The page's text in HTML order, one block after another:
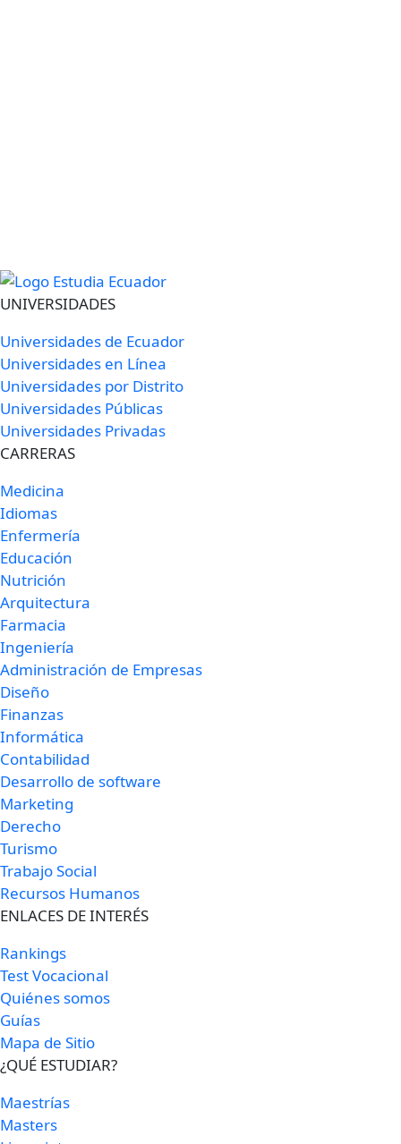
UNIVERSIDADES
Universidades de Ecuador
Universidades en Línea
Universidades por Distrito
Universidades Públicas
Universidades Privadas
CARRERAS
Medicina
Idiomas
Enfermería
Educación
Nutrición
Arquitectura
Farmacia
Ingeniería
Administración de Empresas
Diseño
Finanzas
Informática
Contabilidad
Desarrollo de software
Marketing
Derecho
Turismo
Trabajo Social
Recursos Humanos
ENLACES DE INTERÉS
Rankings
Test Vocacional
Quiénes somos
Guías
Mapa de Sitio
¿QUÉ ESTUDIAR?
Maestrías
Masters